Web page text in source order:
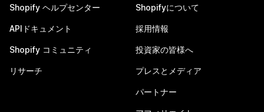
Shopify ヘルプセンター
APIドキュメント
Shopify コミュニティ
リサーチ
Shopifyについて
採用情報
投資家の皆様へ
プレスとメディア
パートナー